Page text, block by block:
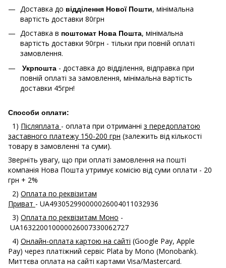
Доставка до відділення Нової Пошти, мінімальна
вартість доставки 80грн
Доставка в поштомат Нова Пошта, мінімальна
вартість доставки 90грн - тільки при повній оплаті
замовлення.
Укрпошта - доставка до відділення, відправка при
повній оплаті за замовлення, мінімальна вартість
доставки 45грн!
Способи оплати:
1) Післяплата - оплата при отриманні з передоплатою
заставного платежу 150-200 грн (залежить від кількості
товару в замовленні та суми).
Зверніть увагу, що при оплаті замовлення на пошті
компанія Нова Пошта утримує комісію від суми оплати - 20
грн + 2%
2) Оплата по реквізитам
Приват - UA493052990000026004011032936
3) Оплата по реквізитам Моно -
UA163220010000026007330062727
4) Онлайн-оплата картою на сайті (Google Pay, Apple
Pay) через платіжний сервіс Plata by Mono (Monobank).
Миттєва оплата на сайті картами Visa/Mastercard.